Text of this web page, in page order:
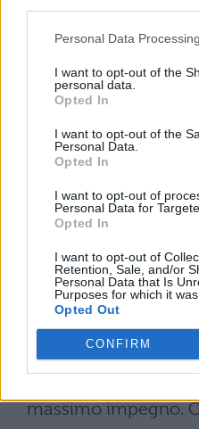
Personal Data
I want to opt-out of the
personal data.
Opted In
I want to opt-out of the
Personal Data.
Opted In
I want to opt-out of
Personal Data for
Opted In
I want to opt-out of
Retention, Sale, and/or
Personal Data that Is
Purposes for which it was
Opted Out
CONFIRM
altro materiale
bellico e poi
quanto, insomma,
generalmente in una
guerra
molte risorse.
Del resto,
di questi
preparativi il senato
con la sua autorità,
con l'invio spontaneo
ausiliarie e infine
massimo impegno.